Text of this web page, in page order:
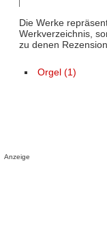
Die Werke
Werkverzeichnis,
zu denen
Orgel (1)
Anzeige